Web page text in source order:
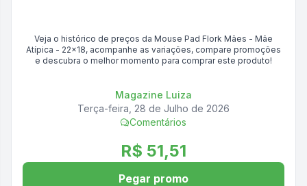
Veja o histórico de preços da Mouse Pad Flork Mães - Mãe
Atípica - 22x18, acompanhe as variações, compare promoções
e descubra o melhor momento para comprar este produto!
Magazine Luiza
Terça-feira, 28 de Julho de 2026
Comentários
R$ 51,51
Pegar promo